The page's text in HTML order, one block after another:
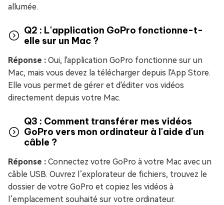
allumée.
Q2 : L'application GoPro fonctionne-t-
elle sur un Mac ?
Réponse : Oui, l'application GoPro fonctionne sur un
Mac, mais vous devez la télécharger depuis l'App Store.
Elle vous permet de gérer et d'éditer vos vidéos
directement depuis votre Mac.
Q3 : Comment transférer mes vidéos
GoPro vers mon ordinateur à l'aide d'un
câble ?
Réponse : Connectez votre GoPro à votre Mac avec un
câble USB. Ouvrez l’explorateur de fichiers, trouvez le
dossier de votre GoPro et copiez les vidéos à
l’emplacement souhaité sur votre ordinateur.